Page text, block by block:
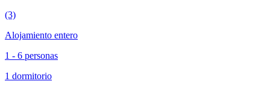
(3)
Alojamiento entero
1 - 6 personas
1 dormitorio